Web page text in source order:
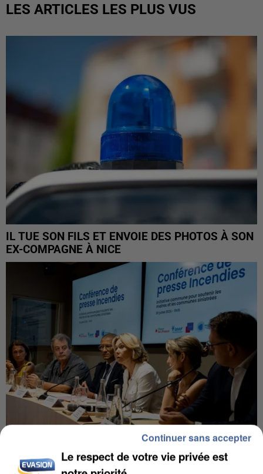
LES ARTICLES LES PLUS VUS
IL TUE SON FILS ET ENVOIE DES PHOTOS À SON
EX-COMPAGNE À NICE
INCENDIES : L’ÎLE-DE-FRANCE LANCE UN ÉLAN
Le respect de votre vie privée est
Continuer sans accepter